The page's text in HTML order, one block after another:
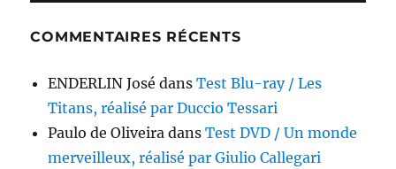
COMMENTAIRES RÉCENTS
ENDERLIN José dansTest Blu-ray / Les
Titans, réalisé par Duccio Tessari
Paulo de Oliveira dansTest DVD / Un monde
merveilleux, réalisé par Giulio Callegari